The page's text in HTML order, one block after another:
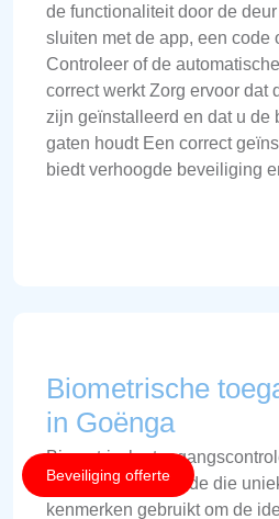
de functionaliteit door de
sluiten met de app, een code
Controleer of de
correct werkt Zorg ervoor dat
zijn geïnstalleerd en dat u de
gaten houdt Een correct
biedt verhoogde beveiliging
Biometrische
in Goënga
Biometrische
beveiligingsmethode die
kenmerken gebruikt om de
Beveiliging offerte